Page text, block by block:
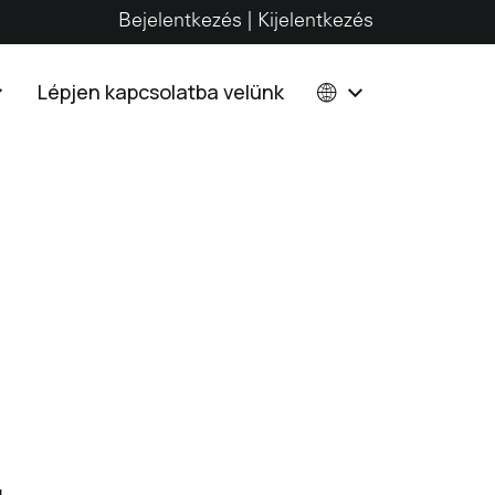
Bejelentkezés | Kijelentkezés
Lépjen kapcsolatba velünk